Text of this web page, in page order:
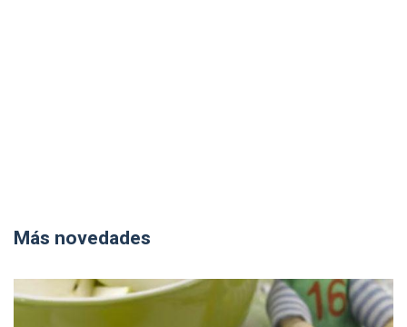
Más novedades